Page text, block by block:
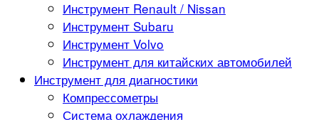
Инструмент Renault / Nissan
Инструмент Subaru
Инструмент Volvo
Инструмент для китайских автомобилей
Инструмент для диагностики
Компрессометры
Система охлаждения